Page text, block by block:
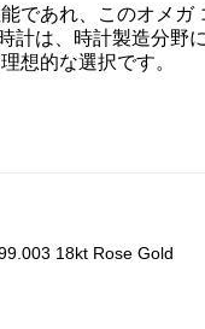
であれ、このオメ
計は、時計製造分野
想的な選択です。
18kt Rose Gold